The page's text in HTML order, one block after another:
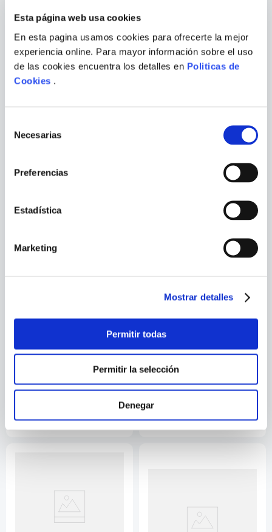
Esta página web usa cookies
En esta pagina usamos cookies para ofrecerte la mejor
experiencia online. Para mayor información sobre el uso
de las cookies encuentra los detalles en Politicas de
Cookies .
Necesarias
Preferencias
Estadística
Marketing
Mostrar detalles
Permitir todas
Permitir la selección
Denegar
MI PRIMERA ENCICLOPEDIA
LAROUSSE
VARIOS AUTORES
TODO RESPUESTAS: 150
PREGUNTAS SOBRE FUTBOL
LAROUSSE DEL BEBE
VARIOS AUTORES
INCREIBLE ENCICLOPEDIA
LA PREHISTORIA